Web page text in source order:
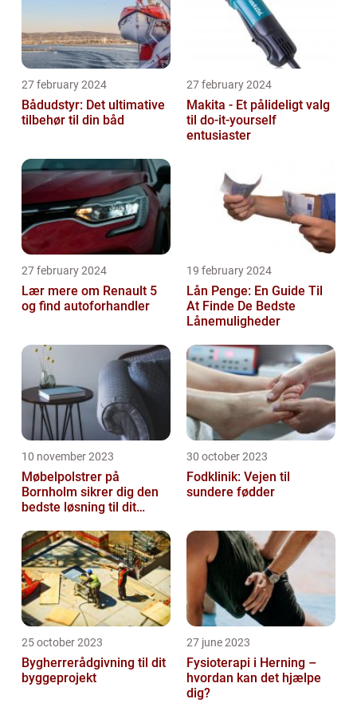
27 february 2024
Bådudstyr: Det ultimative
tilbehør til din båd
27 february 2024
Makita - Et pålideligt valg
til do-it-yourself
entusiaster
27 february 2024
Lær mere om Renault 5
og find autoforhandler
19 february 2024
Lån Penge: En Guide Til
At Finde De Bedste
Lånemuligheder
10 november 2023
Møbelpolstrer på
Bornholm sikrer dig den
bedste løsning til dit
30 october 2023
Fodklinik: Vejen til
sundere fødder
25 october 2023
Bygherrerådgivning til dit
byggeprojekt
27 june 2023
Fysioterapi i Herning –
hvordan kan det hjælpe
dig?